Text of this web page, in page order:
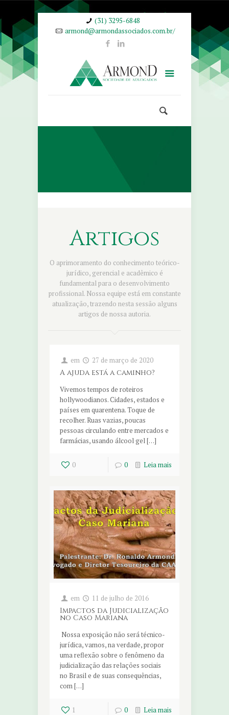
(31) 3295-6848
armond@armondassociados.com.br/
Artigos
O aprimoramento do conhecimento teórico-
jurídico, gerencial e acadêmico é
fundamental para o desenvolvimento
profissional. Nossa equipe está em constante
atualização, trazendo nesta sessão alguns
artigos de nossa autoria.
em 27 de março de 2020
A ajuda está a caminho?
Vivemos tempos de roteiros
hollywoodianos. Cidades, estados e
países em quarentena. Toque de
recolher. Ruas vazias, poucas
pessoas circulando entre mercados e
farmácias, usando álcool gel […]
0 0 Leia mais
em 11 de julho de 2016
Impactos da Judicialização
no Caso Mariana
Nossa exposição não será técnico-
jurídica, vamos, na verdade, propor
uma reflexão sobre o fenômeno da
judicialização das relações sociais
no Brasil e de suas consequências,
com […]
1 0 Leia mais